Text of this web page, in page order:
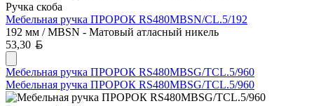
Ручка скоба
Мебельная ручка ПРОРОК RS480MBSN/CL.5/192
192 мм / MBSN - Матовый атласный никель
53,30
Мебельная ручка ПРОРОК RS480MBSG/TCL.5/960
Мебельная ручка ПРОРОК RS480MBSG/TCL.5/960